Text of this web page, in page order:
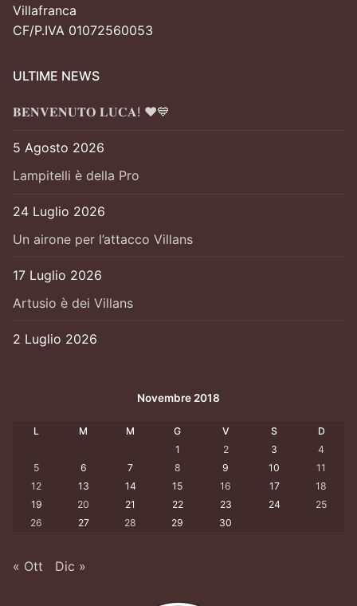
Villafranca
CF/P.IVA 01072560053
ULTIME NEWS
𝐁𝐄𝐍𝐕𝐄𝐍𝐔𝐓𝐎 𝐋𝐔𝐂𝐀! ❤️💙
5 Agosto 2026
Lampitelli è della Pro
24 Luglio 2026
Un airone per l’attacco Villans
17 Luglio 2026
Artusio è dei Villans
2 Luglio 2026
Novembre 2018
L M M G V S
D
1
2 3
4
5
6 7 8 9 10
11
12
13 14 15 16 17
18
19
20 21 22 23 24
25
26
27 28 29 30
« Ott Dic »